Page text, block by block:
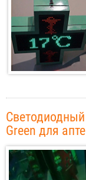
Green для